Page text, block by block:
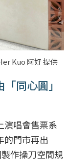
Kuo 阿好 提供
同心圓」
演唱會售票系
的門市再出
作操刀空間規